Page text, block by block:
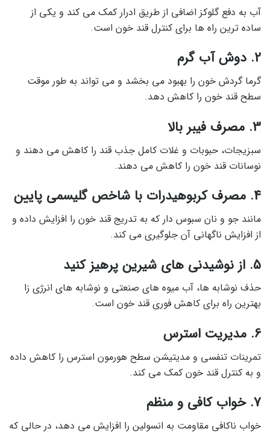
آب به دفع گلوکز اضافی از طریق ادرار کمک می کند و یکی از
ساده ترین راه ها برای کنترل قند خون است.
2. دوش آب گرم
گرما گردش خون را بهبود می بخشد و می تواند به طور موقت
سطح قند خون را کاهش دهد.
3. مصرف فیبر بالا
سبزیجات، حبوبات و غلات کامل جذب قند را کاهش می دهند و
نوسانات قند خون را کاهش می دهند.
4. مصرف کربوهیدرات با شاخص گلیسمی پایین
مانند جو و نان سبوس دار که به تدریج قند خون را افزایش داده و
از افزایش ناگهانی آن جلوگیری می کند.
5. از نوشیدنی های شیرین پرهیز کنید
حذف نوشابه ها، آب میوه های صنعتی و نوشابه های انرژی زا
بهترین راه برای کاهش فوری قند خون است.
6. مدیریت استرس
تمرینات تنفسی و مدیتیشن سطح هورمون استرس را کاهش داده
و به کنترل قند خون کمک می کند.
7. خواب کافی و منظم
خواب ناکافی مقاومت به انسولین را افزایش می دهد، در حالی که